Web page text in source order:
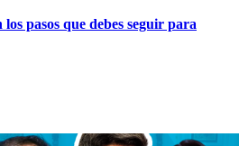
los pasos que debes seguir para